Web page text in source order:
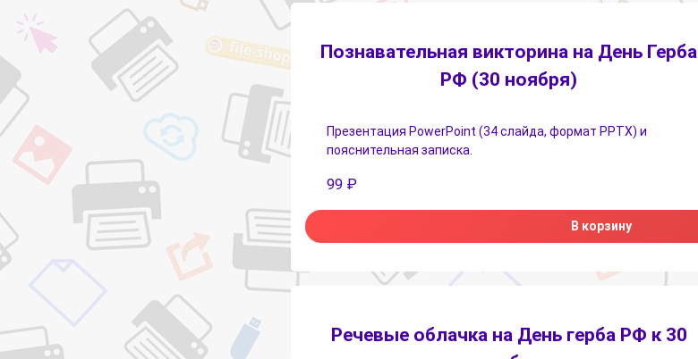
Познавательная викторина на День Герба
РФ (30 ноября)
Презентация PowerPoint (34 слайда, формат PPTX) и
пояснительная записка.
99 ₽
В корзину
Речевые облачка на День герба РФ к 30